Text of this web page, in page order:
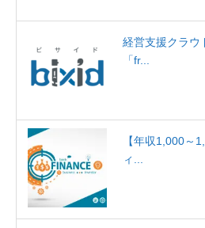
経営支援クラウ
「fr...
【年収1,000～
ィ...